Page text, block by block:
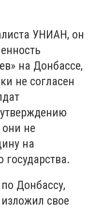
УНИАН, он
на Донбассе,
не согласен
они не
на
государства.
Донбассу,
свое